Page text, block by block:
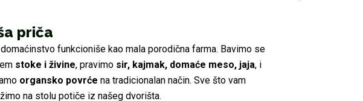
priča
funkcioniše kao mala porodična farma. Bavimo se
stoke i živine, pravimo sir, kajmak, domaće meso, jaja, i
organsko povrće na tradicionalan način. Sve što vam
na stolu potiče iz našeg dvorišta.